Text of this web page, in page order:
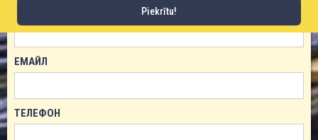
ЕМАЙЛ
ТЕЛЕФОН
Piekrītu!